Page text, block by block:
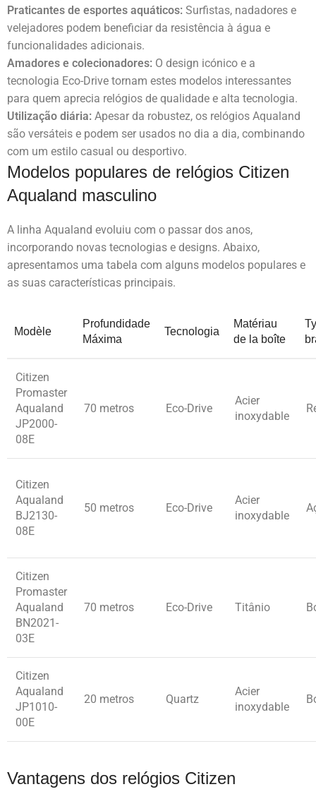
Praticantes de esportes aquáticos: Surfistas, nadadores e
velejadores podem beneficiar da resistência à água e
funcionalidades adicionais.
Amadores e colecionadores: O design icónico e a
tecnologia Eco-Drive tornam estes modelos interessantes
para quem aprecia relógios de qualidade e alta tecnologia.
Utilização diária: Apesar da robustez, os relógios Aqualand
são versáteis e podem ser usados no dia a dia, combinando
com um estilo casual ou desportivo.
Modelos populares de relógios Citizen
Aqualand masculino
A linha Aqualand evoluiu com o passar dos anos,
incorporando novas tecnologias e designs. Abaixo,
apresentamos uma tabela com alguns modelos populares e
as suas características principais.
Modèle
Profundidade
Máxima
Tecnologia
Matériau
de la boîte
Citizen
Promaster
Aqualand
JP2000-
08E
70 metros Eco-Drive
Acier
inoxydable
Citizen
Aqualand
BJ2130-
08E
50 metros Eco-Drive
Acier
inoxydable
Citizen
Promaster
Aqualand
BN2021-
03E
70 metros Eco-Drive Titânio
Citizen
Aqualand
JP1010-
00E
20 metros Quartz
Acier
inoxydable
Vantagens dos relógios Citizen